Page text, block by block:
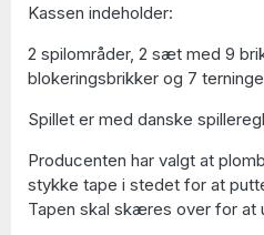
Kassen indeholder:
2 spilområder, 2 sæt med 9
blokeringsbrikker og 7
Spillet er med danske
Producenten har valgt at
stykke tape i stedet for at
Tapen skal skæres over for at